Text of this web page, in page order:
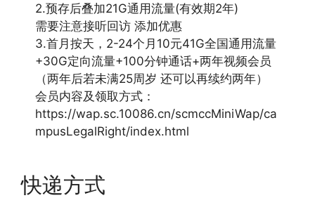
2.预存后叠加21G通用流量(有效期2年)
需要注意接听回访 添加优惠
3.首月按天，2-24个月10元41G全国通用流量
+30G定向流量+100分钟通话+两年视频会员
（两年后若未满25周岁 还可以再续约两年）
会员内容及领取方式：
https://wap.sc.10086.cn/scmccMiniWap/ca
mpusLegalRight/index.html
快递方式